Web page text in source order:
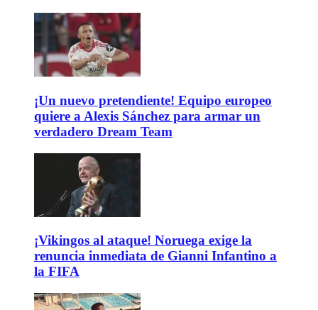
¡Un nuevo pretendiente! Equipo europeo
quiere a Alexis Sánchez para armar un
verdadero Dream Team
¡Vikingos al ataque! Noruega exige la
renuncia inmediata de Gianni Infantino a
la FIFA